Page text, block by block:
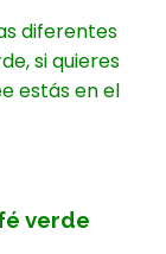
diferentes
si quieres
estás en el
verde